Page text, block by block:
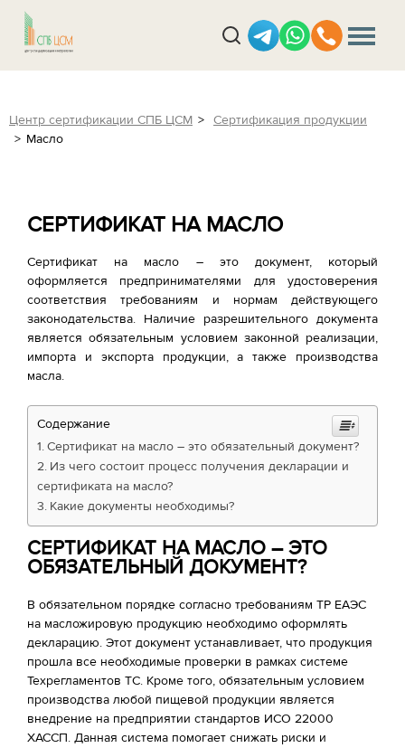
Центр сертификации СПБ ЦСМ
Сертификация продукции
Масло
СЕРТИФИКАТ НА МАСЛО
Сертификат на масло – это документ, который
оформляется предпринимателями для удостоверения
соответствия требованиям и нормам действующего
законодательства. Наличие разрешительного документа
является обязательным условием законной реализации,
импорта и экспорта продукции, а также производства
масла.
Содержание
Сертификат на масло – это обязательный документ?
Из чего состоит процесс получения декларации и
сертификата на масло?
Какие документы необходимы?
СЕРТИФИКАТ НА МАСЛО – ЭТО
ОБЯЗАТЕЛЬНЫЙ ДОКУМЕНТ?
В обязательном порядке согласно требованиям ТР ЕАЭС
на масложировую продукцию необходимо оформлять
декларацию. Этот документ устанавливает, что продукция
прошла все необходимые проверки в рамках системе
Техрегламентов ТС. Кроме того, обязательным условием
производства любой пищевой продукции является
внедрение на предприятии стандартов ИСО 22000
ХАССП. Данная система помогает снижать риски и